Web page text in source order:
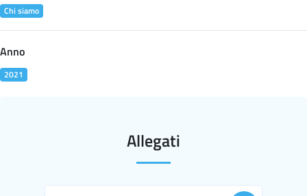
Chi siamo
Anno
2021
Allegati